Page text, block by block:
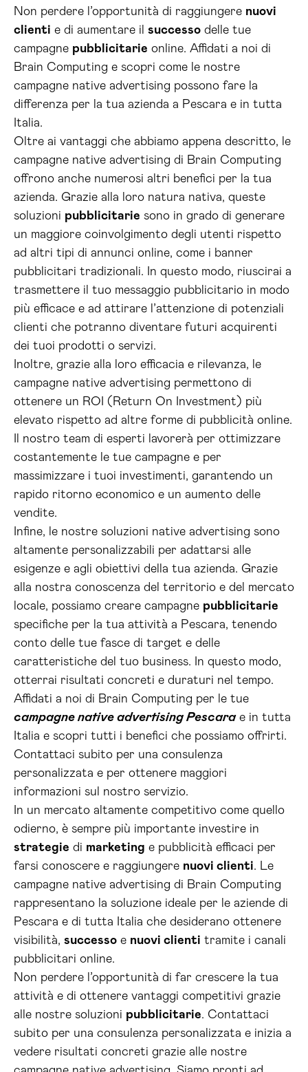
Non perdere l’opportunità di raggiungere nuovi
clienti e di aumentare il successo delle tue
campagne pubblicitarie online. Affidati a noi di
Brain Computing e scopri come le nostre
campagne native advertising possono fare la
differenza per la tua azienda a Pescara e in tutta
Italia.
Oltre ai vantaggi che abbiamo appena descritto, le
campagne native advertising di Brain Computing
offrono anche numerosi altri benefici per la tua
azienda. Grazie alla loro natura nativa, queste
soluzioni pubblicitarie sono in grado di generare
un maggiore coinvolgimento degli utenti rispetto
ad altri tipi di annunci online, come i banner
pubblicitari tradizionali. In questo modo, riuscirai a
trasmettere il tuo messaggio pubblicitario in modo
più efficace e ad attirare l’attenzione di potenziali
clienti che potranno diventare futuri acquirenti
dei tuoi prodotti o servizi.
Inoltre, grazie alla loro efficacia e rilevanza, le
campagne native advertising permettono di
ottenere un ROI (Return On Investment) più
elevato rispetto ad altre forme di pubblicità online.
Il nostro team di esperti lavorerà per ottimizzare
costantemente le tue campagne e per
massimizzare i tuoi investimenti, garantendo un
rapido ritorno economico e un aumento delle
vendite.
Infine, le nostre soluzioni native advertising sono
altamente personalizzabili per adattarsi alle
esigenze e agli obiettivi della tua azienda. Grazie
alla nostra conoscenza del territorio e del mercato
locale, possiamo creare campagne pubblicitarie
specifiche per la tua attività a Pescara, tenendo
conto delle tue fasce di target e delle
caratteristiche del tuo business. In questo modo,
otterrai risultati concreti e duraturi nel tempo.
Affidati a noi di Brain Computing per le tue
campagne native advertising Pescarae in tutta
Italia e scopri tutti i benefici che possiamo offrirti.
Contattaci subito per una consulenza
personalizzata e per ottenere maggiori
informazioni sul nostro servizio.
In un mercato altamente competitivo come quello
odierno, è sempre più importante investire in
strategie di marketing e pubblicità efficaci per
farsi conoscere e raggiungere nuovi clienti. Le
campagne native advertising di Brain Computing
rappresentano la soluzione ideale per le aziende di
Pescara e di tutta Italia che desiderano ottenere
visibilità, successo e nuovi clienti tramite i canali
pubblicitari online.
Non perdere l’opportunità di far crescere la tua
attività e di ottenere vantaggi competitivi grazie
alle nostre soluzioni pubblicitarie. Contattaci
subito per una consulenza personalizzata e inizia a
vedere risultati concreti grazie alle nostre